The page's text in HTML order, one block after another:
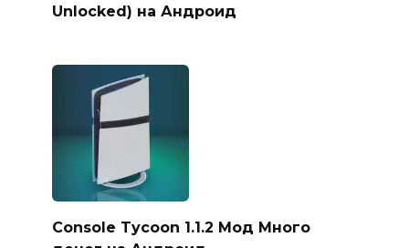
Unlocked) на Андроид
Console Tycoon 1.1.2 Мод Много